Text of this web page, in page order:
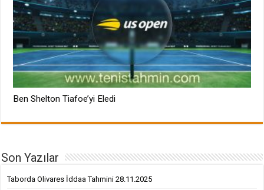
Ben Shelton Tiafoe’yi Eledi
Son Yazılar
Taborda Olivares İddaa Tahmini 28.11.2025